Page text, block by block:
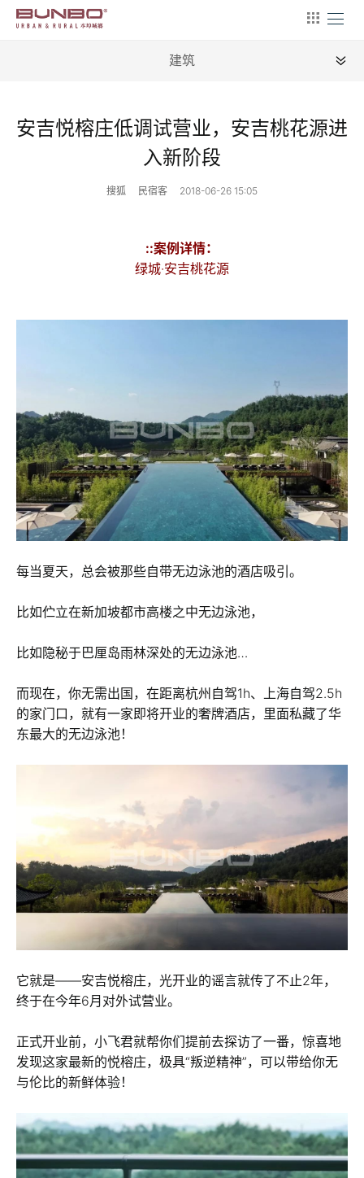
建筑
新闻
地理
产业
文艺
安吉悦榕庄低调试营业，安吉桃花源进
入新阶段
搜狐 民宿客 2018-06-26 15:05
::案例详情：
绿城·安吉桃花源
每当夏天，总会被那些自带无边泳池的酒店吸引。
比如伫立在新加坡都市高楼之中无边泳池，
比如隐秘于巴厘岛雨林深处的无边泳池…
而现在，你无需出国，在距离杭州自驾1h、上海自驾2.5h
的家门口，就有一家即将开业的奢牌酒店，里面私藏了华
东最大的无边泳池！
它就是——安吉悦榕庄，光开业的谣言就传了不止2年，
终于在今年6月对外试营业。
正式开业前，小飞君就帮你们提前去探访了一番，惊喜地
发现这家最新的悦榕庄，极具“叛逆精神”，可以带给你无
与伦比的新鲜体验！